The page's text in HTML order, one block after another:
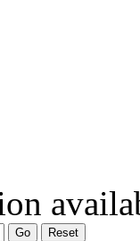
Go Reset